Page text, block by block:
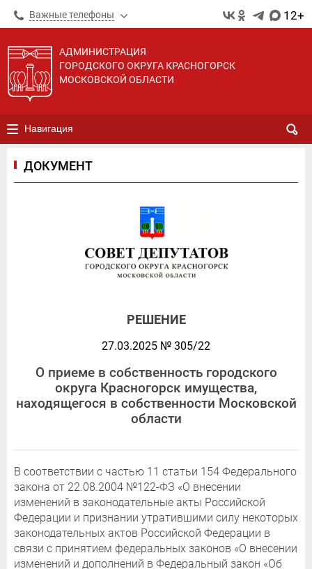
Важные телефоны 12+
АДМИНИСТРАЦИЯ
ГОРОДСКОГО ОКРУГА КРАСНОГОРСК
МОСКОВСКОЙ ОБЛАСТИ
Навигация
ДОКУМЕНТ
РЕШЕНИЕ
27.03.2025 № 305/22
О приеме в собственность городского
округа Красногорск имущества,
находящегося в собственности Московской
области
В соответствии с частью 11 статьи 154 Федерального
закона от 22.08.2004 №122-ФЗ «О внесении
изменений в законодательные акты Российской
Федерации и признании утратившими силу некоторых
законодательных актов Российской Федерации в
связи с принятием федеральных законов «О внесении
изменений и дополнений в Федеральный закон «Об